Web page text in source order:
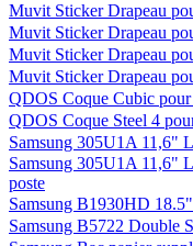
Muvit Sticker Drapeau
Muvit Sticker Drapeau
Muvit Sticker Drapeau
Muvit Sticker Drapeau
QDOS Coque Cubic
QDOS Coque Steel 4
Samsung 305U1A 11,6"
Samsung 305U1A 11,6"
poste
Samsung B1930HD
Samsung B5722 Double